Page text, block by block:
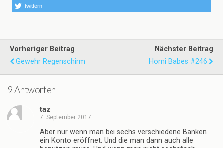
twittern
Vorheriger Beitrag
Gewehr Regenschirm
Nächster Beitrag
Horni Babes #246
9 Antworten
taz
7. September 2017
Aber nur wenn man bei sechs verschiedene Banken
ein Konto eröffnet. Und die man dann auch alle